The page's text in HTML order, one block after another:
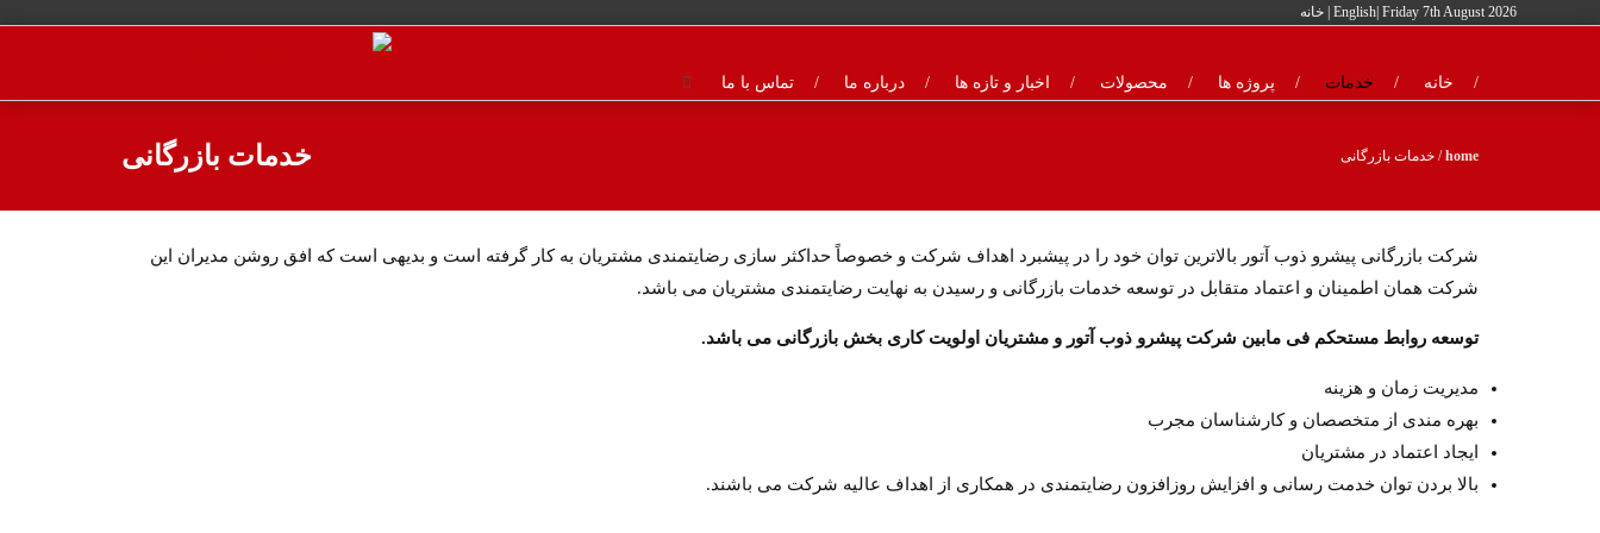
English | Friday 7th August 2026 | خانه
تماس با ما درباره ما اخبار و تازه ها محصولات پروژه ها خدمات خانه
خدمات بازرگانی home
/ خدمات بازرگانی
شرکت بازرگانی پیشرو ذوب آتور بالاترین توان خود را در پیشبرد اهداف شرکت و خصوصاً حداکثر سازی رضایتمندی مشتریان به کار گرفته است و بدیهی است که افق روشن مدیران این
شرکت همان اطمینان و اعتماد متقابل در توسعه خدمات بازرگانی و رسیدن به نهایت رضایتمندی مشتریان می باشد.
توسعه روابط مستحکم فی مابین شرکت پیشرو ذوب آتور و مشتریان اولویت کاری بخش بازرگانی می باشد.
مدیریت زمان و هزینه
بهره مندی از متخصصان و کارشناسان مجرب
ایجاد اعتماد در مشتریان
بالا بردن توان خدمت رسانی و افزایش روزافزون رضایتمندی در همکاری از اهداف عالیه شرکت می باشند.